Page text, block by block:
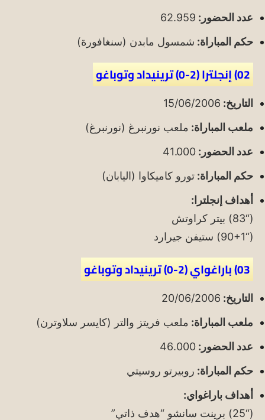
عدد الحضور: 62.959
حكم المباراة: شمسول مابدن (سنغافورة)
02) إنجلترا (2-0) ترينيداد وتوباغو
التاريخ: 15/06/2006
ملعب المباراة: ملعب نورنبرغ (نورنبرغ)
عدد الحضور: 41.000
حكم المباراة: تورو كاميكاوا (اليابان)
أهداف إنجلترا:
(“83) بيتر كراوتش
(“90+1) ستيفن جيرارد
03) باراغواي (2-0) ترينيداد وتوباغو
التاريخ: 20/06/2006
ملعب المباراة: ملعب فريتز والتر (كايسر سلاوترن)
عدد الحضور: 46.000
حكم المباراة: روبيرتو روسيتي
أهداف باراغواي:
(“25) برينت سانشو “هدف ذاتي”